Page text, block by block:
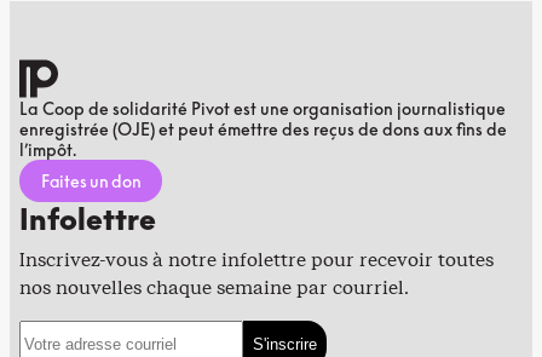
La Coop de solidarité Pivot est une organisation journalistique
enregistrée (OJE) et peut émettre des reçus de dons aux fins de
l’impôt.
Faites un don
Infolettre
Inscrivez-vous à notre infolettre pour recevoir toutes
nos nouvelles chaque semaine par courriel.